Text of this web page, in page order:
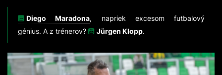
Diego Maradona, napriek excesom futbalový
génius. A z trénerov?
Jürgen Klopp.